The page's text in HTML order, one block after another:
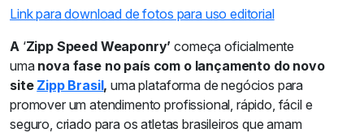
Link para download de fotos para uso editorial
A ‘Zipp Speed Weaponry’ começa oficialmente
uma nova fase no país com o lançamento do novo
site Zipp Brasil, uma plataforma de negócios para
promover um atendimento profissional, rápido, fácil e
seguro, criado para os atletas brasileiros que amam